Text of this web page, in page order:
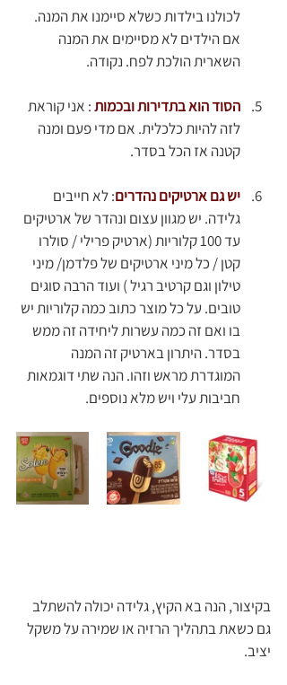
לכולנו בילדות כשלא סיימנו את המנה.
אם הילדים לא מסיימים את המנה
השארית הולכת לפח. נקודה.
הסוד הוא בתדירות ובכמות : אני קוראת
לזה להיות כלכלית. אם מדי פעם ומנה
קטנה אז הכל בסדר.
יש גם ארטיקים נהדרים: לא חייבים
גלידה. יש מגוון עצום ונהדר של ארטיקים
עד 100 קלוריות (ארטיק פרילי / סולרו
קטן / כל מיני ארטיקים של פלדמן/ מיני
טילון וגם קרטיב רגיל ) ועוד הרבה סוגים
טובים. על כל מוצר כתוב כמה קלוריות יש
בו ואם זה כמה עשרות ליחידה זה ממש
בסדר. היתרון בארטיק זה המנה
המוגדרת מראש וזהו. הנה שתי דוגמאות
חביבות עלי ויש מלא נוספים.
בקיצור, הנה בא הקיץ, גלידה יכולה להשתלב
גם כשאת בתהליך הרזיה או שמירה על משקל
יציב.